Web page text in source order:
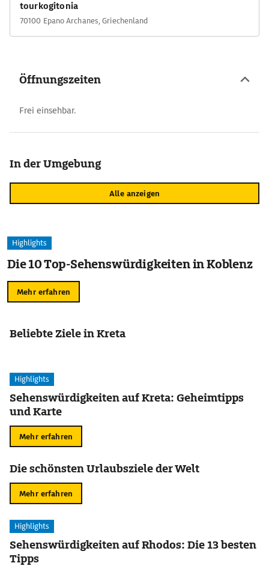
tourkogitonia
70100 Epano Archanes, Griechenland
Öffnungszeiten
Frei einsehbar.
In der Umgebung
Alle anzeigen
Highlights
Die 10 Top-Sehenswürdigkeiten in Koblenz
Mehr erfahren
Beliebte Ziele in Kreta
Highlights
Sehenswürdigkeiten auf Kreta: Geheimtipps
und Karte
Mehr erfahren
Die schönsten Urlaubsziele der Welt
Mehr erfahren
Highlights
Sehenswürdigkeiten auf Rhodos: Die 13 besten
Tipps